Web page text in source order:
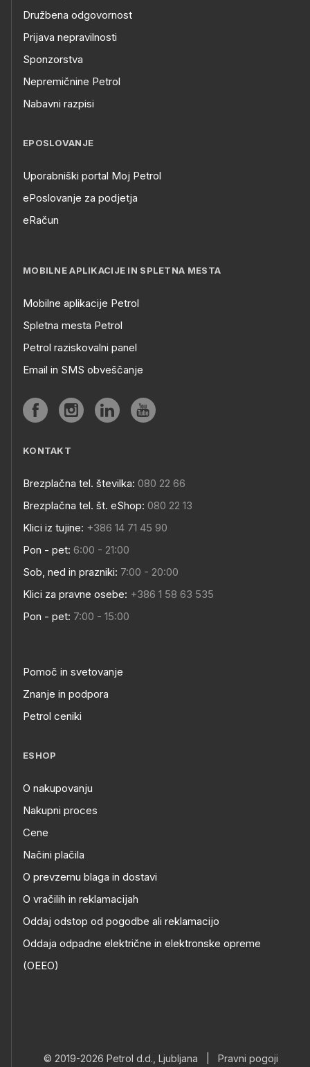
Družbena odgovornost
Prijava nepravilnosti
Sponzorstva
Nepremičnine Petrol
Nabavni razpisi
EPOSLOVANJE
Uporabniški portal Moj Petrol
ePoslovanje za podjetja
eRačun
MOBILNE APLIKACIJE IN SPLETNA MESTA
Mobilne aplikacije Petrol
Spletna mesta Petrol
Petrol raziskovalni panel
Email in SMS obveščanje
KONTAKT
Brezplačna tel. številka: 080 22 66
Brezplačna tel. št. eShop: 080 22 13
Klici iz tujine: +386 14 71 45 90
Pon - pet: 6:00 - 21:00
Sob, ned in prazniki: 7:00 - 20:00
Klici za pravne osebe: +386 1 58 63 535
Pon - pet: 7:00 - 15:00
Pomoč in svetovanje
Znanje in podpora
Petrol ceniki
ESHOP
O nakupovanju
Nakupni proces
Cene
Načini plačila
O prevzemu blaga in dostavi
O vračilih in reklamacijah
Oddaj odstop od pogodbe ali reklamacijo
Oddaja odpadne električne in elektronske opreme
(OEEO)
© 2019-2026 Petrol d.d., Ljubljana Pravni pogoji